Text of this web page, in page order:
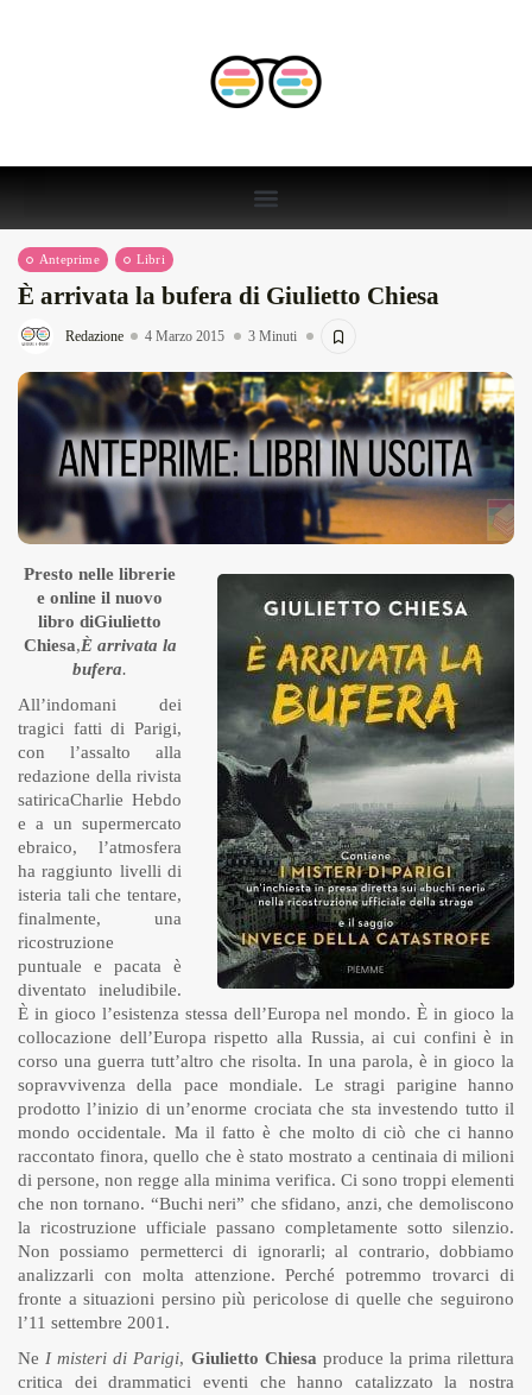
Anteprime Libri
È arrivata la bufera di Giulietto Chiesa
Redazione 4 Marzo 2015 3 Minuti
Presto nelle librerie
e online il nuovo
libro diGiulietto
Chiesa,È arrivata la
bufera.
All’indomani dei
tragici fatti di Parigi,
con l’assalto alla
redazione della rivista
satiricaCharlie Hebdo
e a un supermercato
ebraico, l’atmosfera
ha raggiunto livelli di
isteria tali che tentare,
finalmente, una
ricostruzione
puntuale e pacata è
diventato ineludibile.
È in gioco l’esistenza stessa dell’Europa nel mondo. È in gioco la
collocazione dell’Europa rispetto alla Russia, ai cui confini è in
corso una guerra tutt’altro che risolta. In una parola, è in gioco la
sopravvivenza della pace mondiale. Le stragi parigine hanno
prodotto l’inizio di un’enorme crociata che sta investendo tutto il
mondo occidentale. Ma il fatto è che molto di ciò che ci hanno
raccontato finora, quello che è stato mostrato a centinaia di milioni
di persone, non regge alla minima verifica. Ci sono troppi elementi
che non tornano. “Buchi neri” che sfidano, anzi, che demoliscono
la ricostruzione ufficiale passano completamente sotto silenzio.
Non possiamo permetterci di ignorarli; al contrario, dobbiamo
analizzarli con molta attenzione. Perché potremmo trovarci di
fronte a situazioni persino più pericolose di quelle che seguirono
l’11 settembre 2001.
Ne I misteri di Parigi, Giulietto Chiesa produce la prima rilettura
critica dei drammatici eventi che hanno catalizzato la nostra